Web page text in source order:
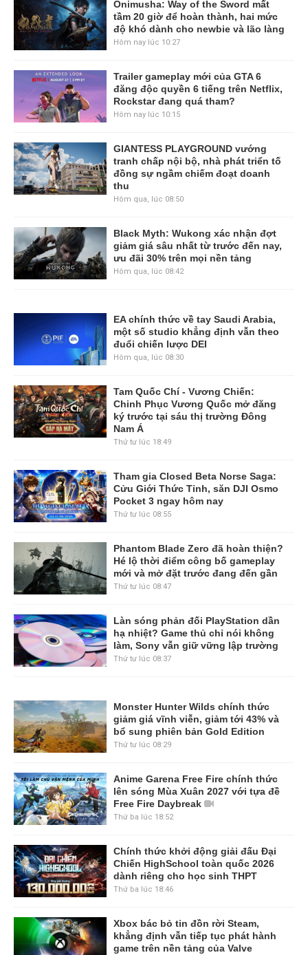
Onimusha: Way of the Sword mất
tầm 20 giờ để hoàn thành, hai mức
độ khó dành cho newbie và lão làng
Hôm nay lúc 10:27
Trailer gameplay mới của GTA 6
đăng độc quyền 6 tiếng trên Netflix,
Rockstar đang quá tham?
Hôm nay lúc 10:15
GIANTESS PLAYGROUND vướng
tranh chấp nội bộ, nhà phát triển tố
đồng sự ngầm chiếm đoạt doanh
thu
Hôm qua, lúc 08:50
Black Myth: Wukong xác nhận đợt
giảm giá sâu nhất từ trước đến nay,
ưu đãi 30% trên mọi nền tảng
Hôm qua, lúc 08:42
EA chính thức về tay Saudi Arabia,
một số studio khẳng định vẫn theo
đuổi chiến lược DEI
Hôm qua, lúc 08:30
Tam Quốc Chí - Vương Chiến:
Chinh Phục Vương Quốc mở đăng
ký trước tại sáu thị trường Đông
Nam Á
Thứ tư lúc 18:49
Tham gia Closed Beta Norse Saga:
Cửu Giới Thức Tỉnh, săn DJI Osmo
Pocket 3 ngay hôm nay
Thứ tư lúc 08:55
Phantom Blade Zero đã hoàn thiện?
Hé lộ thời điểm công bố gameplay
mới và mở đặt trước đang đến gần
Thứ tư lúc 08:47
Làn sóng phản đối PlayStation dần
hạ nhiệt? Game thủ chỉ nói không
làm, Sony vẫn giữ vững lập trường
Thứ tư lúc 08:37
Monster Hunter Wilds chính thức
giảm giá vĩnh viễn, giảm tới 43% và
bổ sung phiên bản Gold Edition
Thứ tư lúc 08:29
Anime Garena Free Fire chính thức
lên sóng Mùa Xuân 2027 với tựa đề
Free Fire Daybreak
Thứ ba lúc 18:52
Chính thức khởi động giải đấu Đại
Chiến HighSchool toàn quốc 2026
dành riêng cho học sinh THPT
Thứ ba lúc 18:46
Xbox bác bỏ tin đồn rời Steam,
khẳng định vẫn tiếp tục phát hành
game trên nền tảng của Valve